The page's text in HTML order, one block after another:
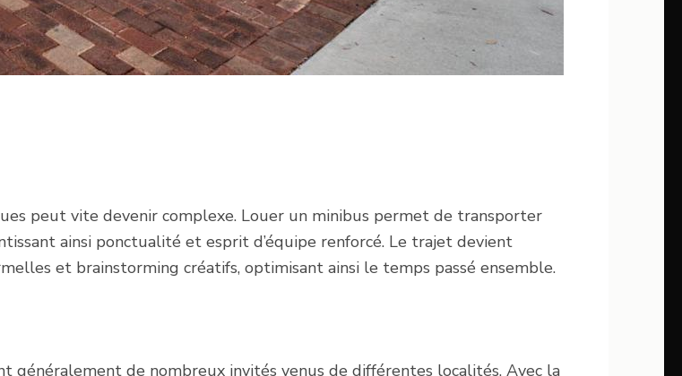
peut vite devenir complexe. Louer un minibus permet de transporter
ainsi ponctualité et esprit d’équipe renforcé. Le trajet devient
et brainstorming créatifs, optimisant ainsi le temps passé ensemble.
généralement de nombreux invités venus de différentes localités. Avec la